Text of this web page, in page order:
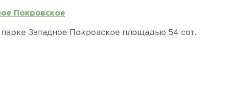
Покровское
Западное Покровское площадью 54 сот.